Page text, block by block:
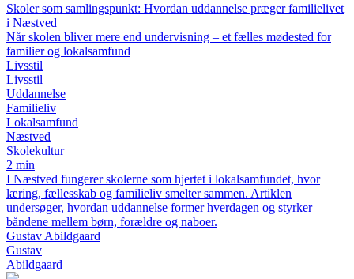
Skoler som samlingspunkt: Hvordan uddannelse præger familielivet
i Næstved
Når skolen bliver mere end undervisning – et fælles mødested for
familier og lokalsamfund
Livsstil
Livsstil
Uddannelse
Familieliv
Lokalsamfund
Næstved
Skolekultur
2 min
I Næstved fungerer skolerne som hjertet i lokalsamfundet, hvor
læring, fællesskab og familieliv smelter sammen. Artiklen
undersøger, hvordan uddannelse former hverdagen og styrker
båndene mellem børn, forældre og naboer.
Gustav Abildgaard
Gustav
Abildgaard